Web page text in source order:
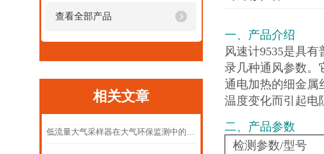
查看全部产品
相关文章
一、产品介绍
风速计9535是具
录几种通风参数。
通电加热的细金属
温度变化而引起电
二、产品参数
检测参数/型号